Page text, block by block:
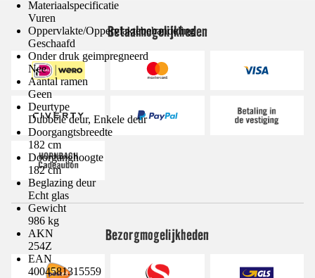
Materiaalspecificatie
Vuren
Oppervlakte/Oppervlaktebehandeling
Geschaafd
Onder druk geimpregneerd
Nee
Aantal ramen
Geen
Deurtype
Dubbele deur, Enkele deur
Doorgangtsbreedte
182 cm
Doorganghoogte
182 cm
Beglazing deur
Echt glas
Gewicht
986 kg
AKN
254Z
EAN
4004581315559
Betaalmogelijkheden
Bezorgmogelijkheden